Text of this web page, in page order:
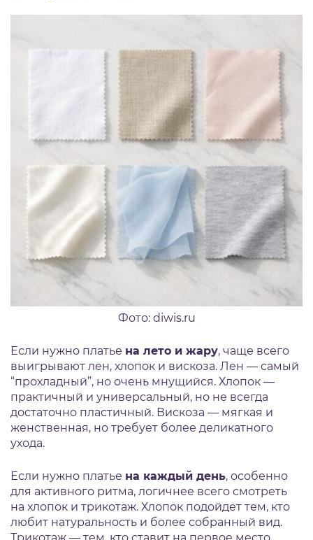
Фото: diwis.ru
Если нужно платье на лето и жару, чаще всего
выигрывают лен, хлопок и вискоза. Лен — самый
“прохладный”, но очень мнущийся. Хлопок —
практичный и универсальный, но не всегда
достаточно пластичный. Вискоза — мягкая и
женственная, но требует более деликатного
ухода.
Если нужно платье на каждый день, особенно
для активного ритма, логичнее всего смотреть
на хлопок и трикотаж. Хлопок подойдет тем, кто
любит натуральность и более собранный вид.